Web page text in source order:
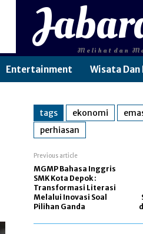
Melihat dan
Entertainment Wisata Dan
tags ekonomi
perhiasan
Previous article
MGMP Bahasa Inggris
SMK Kota Depok :
Transformasi Literasi
Melalui Inovasi Soal
Pilihan Ganda